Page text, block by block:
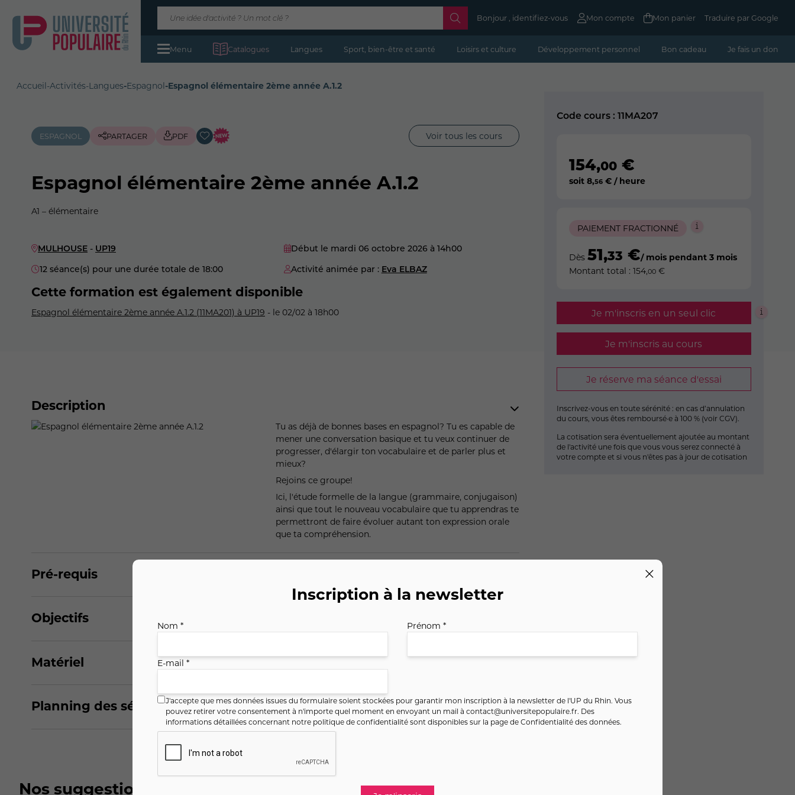
Bonjour , identifiez-vous Mon compte Mon panier Traduire par Google
Menu Catalogues Langues Sport, bien-être et santé Loisirs et culture Développement personnel Bon cadeau Je fais un don
Accueil-Activités-Langues-Espagnol-Espagnol élémentaire 2ème année A.1.2
ESPAGNOL PARTAGER PDF Voir tous les cours
Espagnol élémentaire 2ème année A.1.2
A1 – élémentaire
MULHOUSE - UP19 Début le mardi 06 octobre 2026 à 14h00
12 séance(s) pour une durée totale de 18:00
Activité animée par : Eva ELBAZ
Cette formation est également disponible
Espagnol élémentaire 2ème année A.1.2 (11MA201) à UP19 - le 02/02 à 18h00
Description
Tu as déjà de bonnes bases en espagnol? Tu es capable de
mener une conversation basique et tu veux continuer de
progresser, d'élargir ton vocabulaire et de parler plus et
mieux?
Rejoins ce groupe!
Ici, l'étude formelle de la langue (grammaire, conjugaison)
ainsi que tout le nouveau vocabulaire que tu apprendras te
permettront de faire évoluer autant ton expression orale
que ta compréhension.
Pré-requis
Objectifs
Matériel
Planning des séances
Code cours : 11MA207
154,00€
soit 8,56€ / heure
PAIEMENT FRACTIONNÉ
Dès 51,33 €/ mois pendant 3 mois
Montant total : 154,00€
Je m'inscris en un seul clic
Je m'inscris au cours
Je réserve ma séance d'essai
Inscrivez-vous en toute sérénité : en cas d’annulation
du cours, vous êtes remboursé·e à 100 % (voir CGV).
La cotisation sera éventuellement ajoutée au montant
de l'activité une fois que vous vous serez connecté à
votre compte et si vous n'êtes pas à jour de cotisation
Nos suggestions
Inscription à la newsletter
Nom * Prénom *
E-mail *
J'accepte que mes données issues du formulaire soient stockées pour garantir mon inscription à la newsletter de l'UP du Rhin. Vous
pouvez retirer votre consentement à n'importe quel moment en envoyant un mail à contact@universitepopulaire.fr. Des
informations détaillées concernant notre politique de confidentialité sont disponibles sur la page deConfidentialité des données.